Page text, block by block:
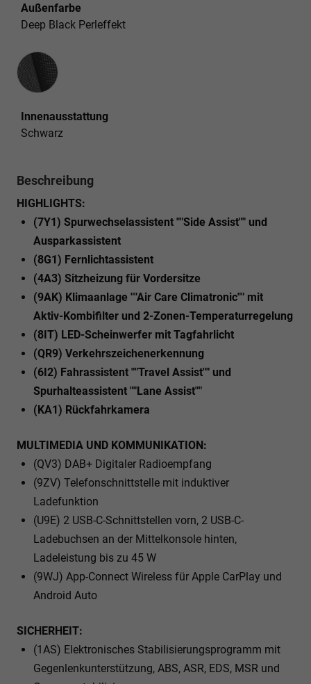
Außenfarbe
Deep Black Perleffekt
Innenausstattung
Innenausstattung
Schwarz
Beschreibung
HIGHLIGHTS:
(7Y1) Spurwechselassistent ""Side Assist"" und
Ausparkassistent
(8G1) Fernlichtassistent
(4A3) Sitzheizung für Vordersitze
(9AK) Klimaanlage ""Air Care Climatronic"" mit
Aktiv-Kombifilter und 2-Zonen-Temperaturregelung
(8IT) LED-Scheinwerfer mit Tagfahrlicht
(QR9) Verkehrszeichenerkennung
(6I2) Fahrassistent ""Travel Assist"" und
Spurhalteassistent ""Lane Assist""
(KA1) Rückfahrkamera
MULTIMEDIA UND KOMMUNIKATION:
(QV3) DAB+ Digitaler Radioempfang
(9ZV) Telefonschnittstelle mit induktiver
Ladefunktion
(U9E) 2 USB-C-Schnittstellen vorn, 2 USB-C-
Ladebuchsen an der Mittelkonsole hinten,
Ladeleistung bis zu 45 W
(9WJ) App-Connect Wireless für Apple CarPlay und
Android Auto
SICHERHEIT:
(1AS) Elektronisches Stabilisierungsprogramm mit
Gegenlenkunterstützung, ABS, ASR, EDS, MSR und